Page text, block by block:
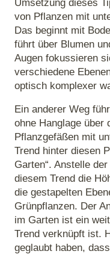
Umsetzung dieses
von Pflanzen mit
Das beginnt mit
führt über Blumen
Augen fokussieren
verschiedene
optisch komplexer
Ein anderer Weg
ohne Hanglage über
Pflanzgefäßen mit
Trend hinter diesen
Garten“. Anstelle
diesem Trend die
die gestapelten
Grünpflanzen. Der
im Garten ist ein
Trend verknüpft ist.
geglaubt haben,